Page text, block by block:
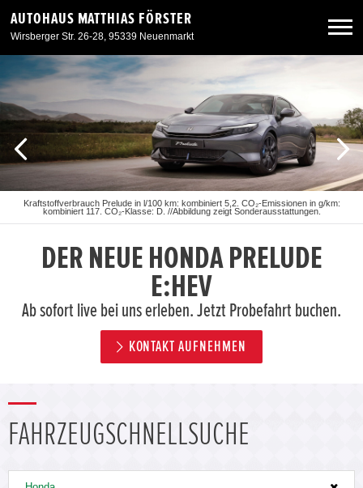
AUTOHAUS MATTHIAS FÖRSTER
Wirsberger Str. 26-28, 95339 Neuenmarkt
Neuwagen
Gebrauchtwagen
Angebote
Service & Zubehör
Kraftstoffverbrauch Prelude in l/100 km: kombiniert 5,2. CO₂-Emissionen in g/km:
kombiniert 117. CO₂-Klasse: D. //Abbildung zeigt Sonderausstattungen.
DER NEUE HONDA PRELUDE
E:HEV
Ab sofort live bei uns erleben. Jetzt Probefahrt buchen.
KONTAKT AUFNEHMEN
FAHRZEUGSCHNELLSUCHE